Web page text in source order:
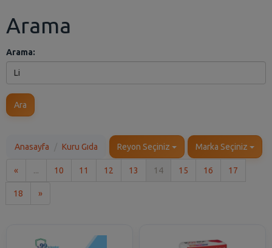
Arama
Arama:
Ara
Anasayfa Kuru Gıda Reyon Seçiniz Marka Seçiniz
« ... 10 11 12 13 14 15 16 17
18 »Son